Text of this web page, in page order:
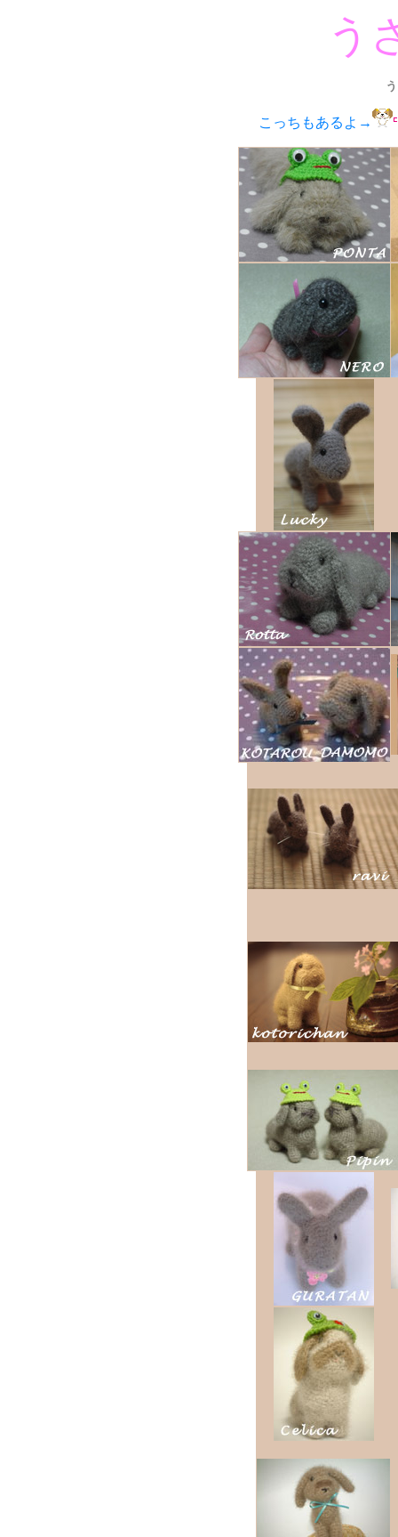
う
こっちもあるよ→